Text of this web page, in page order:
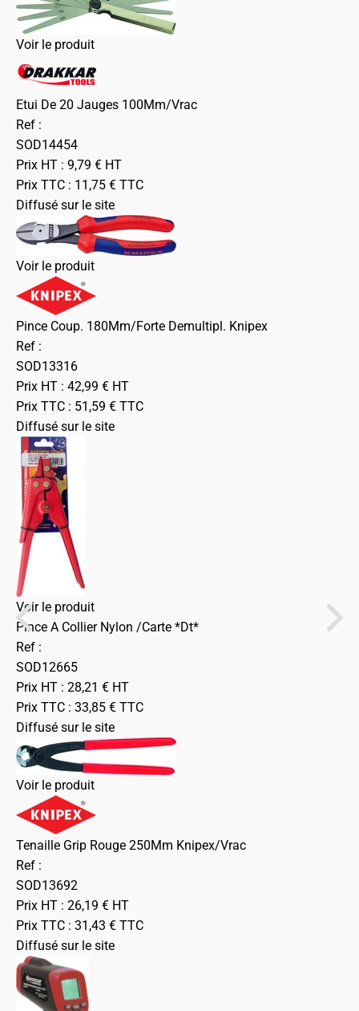
Voir le produit
Etui De 20 Jauges 100Mm/Vrac
Ref :
SOD14454
Prix HT : 9,79 € HT
Prix TTC : 11,75 € TTC
Diffusé sur le site
Voir le produit
Pince Coup. 180Mm/Forte Demultipl. Knipex
Ref :
SOD13316
Prix HT : 42,99 € HT
Prix TTC : 51,59 € TTC
Diffusé sur le site
Voir le produit
Pince A Collier Nylon /Carte *Dt*
Ref :
SOD12665
Prix HT : 28,21 € HT
Prix TTC : 33,85 € TTC
Diffusé sur le site
Voir le produit
Tenaille Grip Rouge 250Mm Knipex/Vrac
Ref :
SOD13692
Prix HT : 26,19 € HT
Prix TTC : 31,43 € TTC
Diffusé sur le site